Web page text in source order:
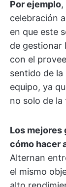
Por ejemplo
celebración
en que este
de gestionar
con el
sentido de
equipo, ya
no solo de la
Los mejores
cómo hacer
Alternan
el mismo